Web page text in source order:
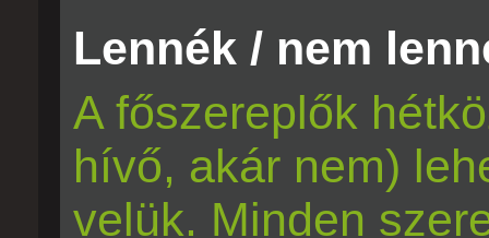
Lennék / nem
A főszereplők
hívő, akár nem)
velük. Minden